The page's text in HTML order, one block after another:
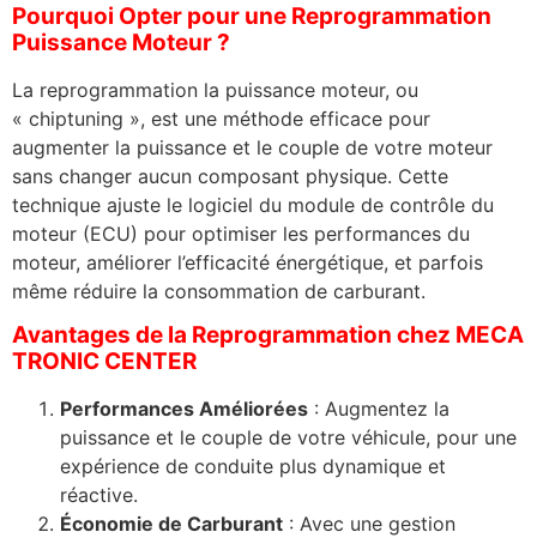
Pourquoi Opter pour une Reprogrammation
Puissance Moteur ?
La reprogrammation la puissance moteur, ou
« chiptuning », est une méthode efficace pour
augmenter la puissance et le couple de votre moteur
sans changer aucun composant physique. Cette
technique ajuste le logiciel du module de contrôle du
moteur (ECU) pour optimiser les performances du
moteur, améliorer l’efficacité énergétique, et parfois
même réduire la consommation de carburant.
Avantages de la Reprogrammation chez MECA
TRONIC CENTER
Performances Améliorées : Augmentez la
puissance et le couple de votre véhicule, pour une
expérience de conduite plus dynamique et
réactive.
Économie de Carburant : Avec une gestion